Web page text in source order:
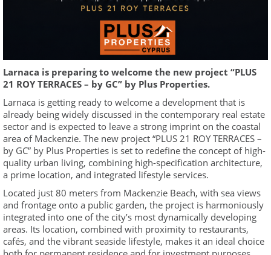
Larnaca is preparing to welcome the new project “PLUS
21 ROY TERRACES – by GC” by Plus Properties.
Larnaca is getting ready to welcome a development that is
already being widely discussed in the contemporary real estate
sector and is expected to leave a strong imprint on the coastal
area of Mackenzie. The new project “PLUS 21 ROY TERRACES –
by GC” by Plus Properties is set to redefine the concept of high-
quality urban living, combining high-specification architecture,
a prime location, and integrated lifestyle services.
Located just 80 meters from Mackenzie Beach, with sea views
and frontage onto a public garden, the project is harmoniously
integrated into one of the city’s most dynamically developing
areas. Its location, combined with proximity to restaurants,
cafés, and the vibrant seaside lifestyle, makes it an ideal choice